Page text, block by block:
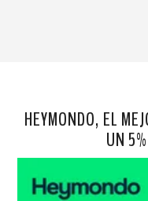
HEYMONDO, EL
UN